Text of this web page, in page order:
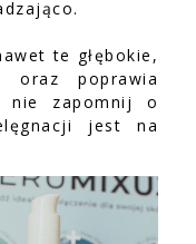
te głębokie,
oraz poprawia
nie zapomnij o
jest na